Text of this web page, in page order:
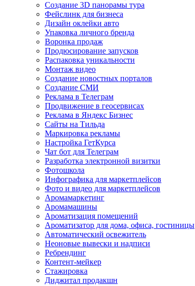
Создание 3D панорамы тура
Фейслинк для бизнеса
Дизайн оклейки авто
Упаковка личного бренда
Воронка продаж
Продюсирование запусков
Распаковка уникальности
Монтаж видео
Создание новостных порталов
Cоздание СМИ
Реклама в Телеграм
Продвижение в геосервисах
Реклама в Яндекс Бизнес
Сайты на Тильда
Маркировка рекламы
Настройка ГетКурса
Чат бот для Телеграм
Разработка электронной визитки
Фотошкола
Инфографика для маркетплейсов
Фото и видео для маркетплейсов
Аромамаркетинг
Аромамашины
Ароматизация помещений
Ароматизатор для дома, офиса, гостиницы
Автоматический освежитель
Неоновые вывески и надписи
Ребрендинг
Контент-мейкер
Стажировка
Диджитал продакшн